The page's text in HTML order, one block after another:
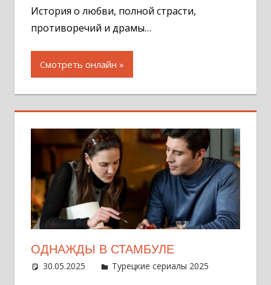
История о любви, полной страсти,
противоречий и драмы…
Смотреть онлайн
ОДНАЖДЫ В СТАМБУЛЕ
30.05.2025 Администратор
Турецкие сериалы 2025